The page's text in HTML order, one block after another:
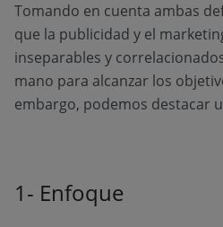
Tomando en cuenta ambas
que la publicidad y el
inseparables y
mano para alcanzar los
embargo, podemos destacar
1- Enfoque